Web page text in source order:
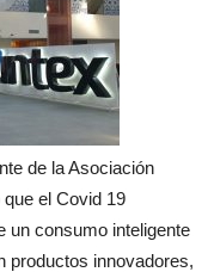
de la Asociación
el Covid 19
un consumo inteligente
productos innovadores,